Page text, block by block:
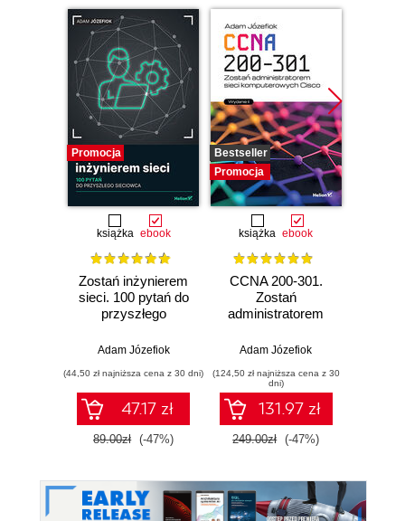
Promocja
książka ebook
Zostań inżynierem
sieci. 100 pytań do
przyszłego
Adam Józefiok
(44,50 zł najniższa cena z 30 dni)
47.17 zł
89.00zł (-47%)
Bestseller
Promocja
książka ebook
CCNA 200-301.
Zostań
administratorem
komputerowych
Adam Józefiok
(124,50 zł najniższa cena z 30
dni)
131.97 zł
249.00zł (-47%)